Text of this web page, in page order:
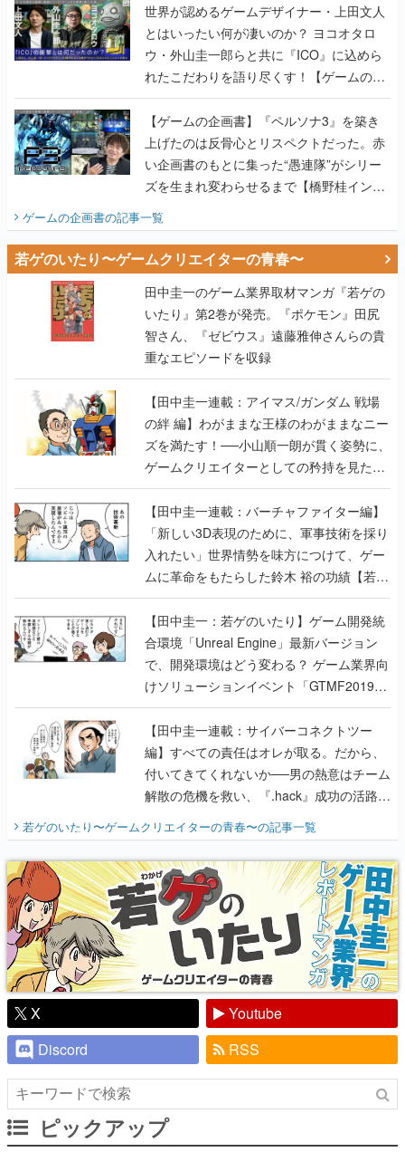
世界が認めるゲームデザイナー・上田文人
とはいったい何が凄いのか？ ヨコオタロ
ウ・外山圭一郎らと共に『ICO』に込めら
れたこだわりを語り尽くす！【ゲームの企
画書】
【ゲームの企画書】『ペルソナ3』を築き
上げたのは反骨心とリスペクトだった。赤
い企画書のもとに集った“愚連隊”がシリー
ズを生まれ変わらせるまで【橋野桂インタ
ゲームの企画書の記事一覧
若ゲのいたり〜ゲームクリエイターの青春〜
田中圭一のゲーム業界取材マンガ『若ゲの
いたり』第2巻が発売。『ポケモン』田尻
智さん、『ゼビウス』遠藤雅伸さんらの貴
重なエピソードを収録
【田中圭一連載：アイマス/ガンダム 戦場
の絆 編】わがままな王様のわがままなニー
ズを満たす！──小山順一朗が貫く姿勢に、
ゲームクリエイターとしての矜持を見た
【若ゲのいたり最終回】
【田中圭一連載：バーチャファイター編】
「新しい3D表現のために、軍事技術を採り
入れたい」世界情勢を味方につけて、ゲー
ムに革命をもたらした鈴木 裕の功績【若ゲ
のいたり】
【田中圭一：若ゲのいたり】ゲーム開発統
合環境「Unreal Engine」最新バージョン
で、開発環境はどう変わる？ ゲーム業界向
けソリューションイベント「GTMF2019」
に行って、より理解を深めよう【PR】
【田中圭一連載：サイバーコネクトツー
編】すべての責任はオレが取る。だから、
付いてきてくれないか──男の熱意はチーム
解散の危機を救い、『.hack』成功の活路を
『少年ジャンプ』色だった【若ゲのいた
り】
若ゲのいたり〜ゲームクリエイターの青春〜の記事一覧
X
Youtube
Discord
RSS
ピックアップ